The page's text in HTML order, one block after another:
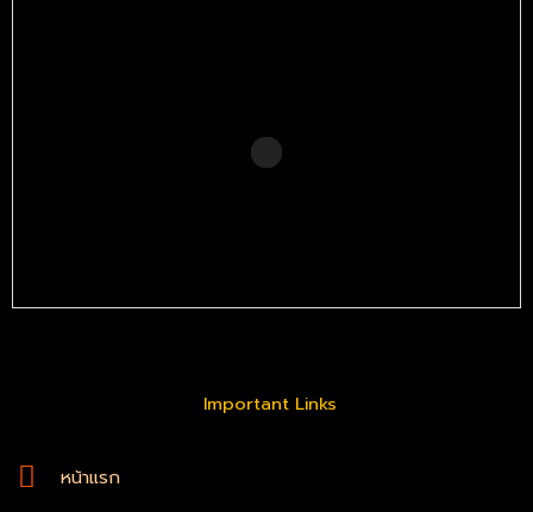
Important Links
หน้าแรก